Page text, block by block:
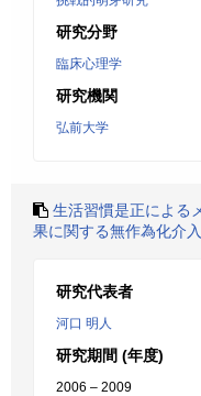
研究分野
臨床心理学
研究機関
弘前大学
生活習慣是正による
果に関する無作為化介
研究代表者
河口 明人
研究期間 (年度)
2006 – 2009